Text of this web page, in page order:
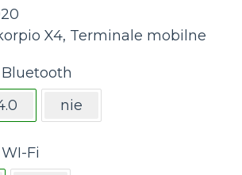
X4, Terminale mobilne
nie
Fi